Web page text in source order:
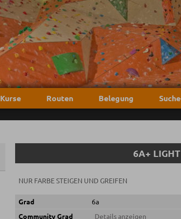
Kurse Routen Belegung
6A+ LIGHT
NUR FARBE STEIGEN UND GREIFEN
Grad
6a
Community Grad
Details anzeigen